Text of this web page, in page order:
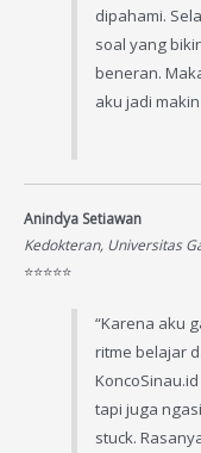
dipahami.
soal yang
beneran.
aku jadi
Anindya Setiawan
Kedokteran, Universitas
⭐️⭐️⭐️⭐️⭐️
“Karena aku
ritme belajar
tapi juga
stuck.